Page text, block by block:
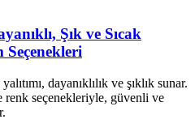
Şık ve Sıcak
Seçenekleri
dayanıklılık ve şıklık sunar.
seçenekleriyle, güvenli ve